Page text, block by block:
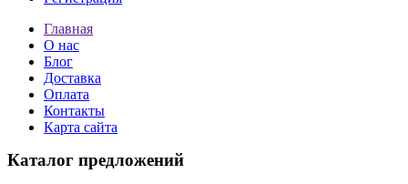
Главная
О нас
Блог
Доставка
Оплата
Контакты
Карта сайта
Каталог предложений